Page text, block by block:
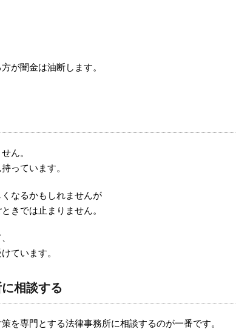
が闇金は油断します。
ん。
っています。
なるかもしれませんが
きでは止まりません。
ています。
相談する
を専門とする法律事務所に相談するのが一番です。